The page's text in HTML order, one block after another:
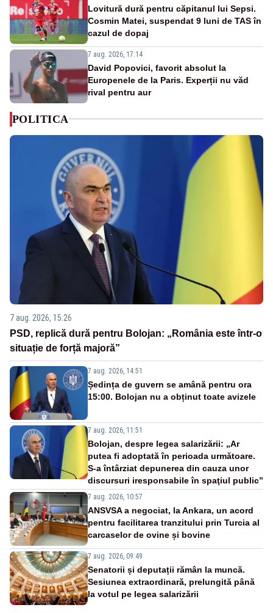
Lovitură dură pentru căpitanul lui Sepsi.
Cosmin Matei, suspendat 9 luni de TAS în
cazul de dopaj
7 aug. 2026, 17:14
David Popovici, favorit absolut la
Europenele de la Paris. Experții nu văd
rival pentru aur
POLITICA
7 aug. 2026, 15:26
PSD, replică dură pentru Bolojan: „România este într-o
situație de forță majoră”
7 aug. 2026, 14:51
Ședința de guvern se amână pentru ora
15:00. Bolojan nu a obținut toate avizele
7 aug. 2026, 11:51
Bolojan, despre legea salarizării: „Ar
putea fi adoptată în perioada următoare.
S-a întârziat depunerea din cauza unor
discursuri iresponsabile în spaţiul public”
7 aug. 2026, 10:57
ANSVSA a negociat, la Ankara, un acord
pentru facilitarea tranzitului prin Turcia al
carcaselor de ovine și bovine
7 aug. 2026, 09:49
Senatorii și deputații rămân la muncă.
Sesiunea extraordinară, prelungită până
la votul pe legea salarizării